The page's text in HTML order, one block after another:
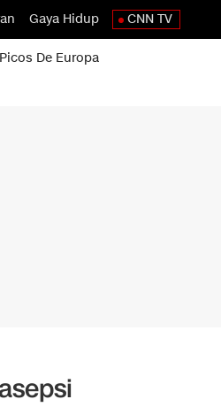
Gaya Hidup CNN TV
Picos De Europa